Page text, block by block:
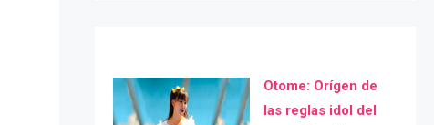
Otome: Orígen de
las reglas idol del